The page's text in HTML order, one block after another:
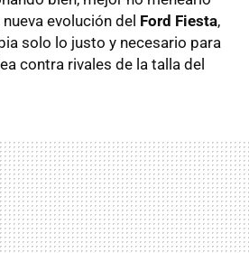
evolución del Ford Fiesta,
solo lo justo y necesario para
contra rivales de la talla del